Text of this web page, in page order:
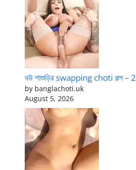
বউ শাশুড়ির swapping choti গল্প – 2
by banglachoti.uk
August 5, 2026